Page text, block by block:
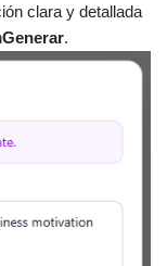
clara y detallada
Generar.